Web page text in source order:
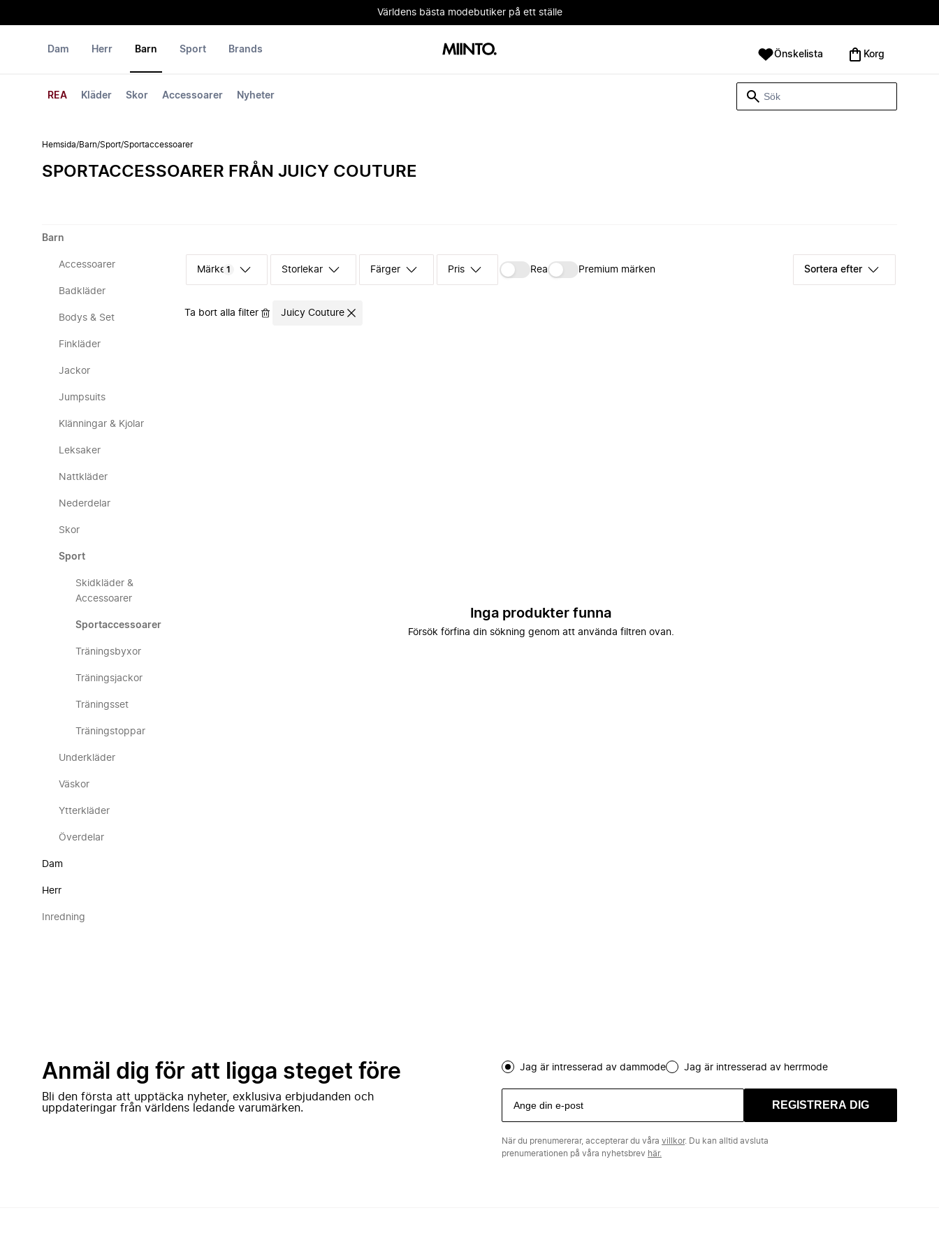
Världens bästa modebutiker på ett ställe
Dam Herr Barn
REA Kläder Skor Accessoarer Nyheter
Sport Brands Önskelista Korg
Hemsida/Barn/Sport/Sportaccessoarer
SPORTACCESSOARER FRÅN JUICY COUTURE
Barn
Accessoarer
Badkläder
Bodys & Set
Finkläder
Jackor
Jumpsuits
Klänningar & Kjolar
Leksaker
Nattkläder
Nederdelar
Skor
Sport
Skidkläder &
Accessoarer
Sportaccessoarer
Träningsbyxor
Träningsjackor
Träningsset
Träningstoppar
Underkläder
Väskor
Ytterkläder
Överdelar
Dam
Herr
Inredning
Märke 1 Storlekar Färger Pris Rea Premium märken Sortera efter
Ta bort alla filter Juicy Couture
Inga produkter funna
Försök förfina din sökning genom att använda filtren ovan.
Anmäl dig för att ligga steget före
Bli den första att upptäcka nyheter, exklusiva erbjudanden och
uppdateringar från världens ledande varumärken.
Jag är intresserad av dammode Jag är intresserad av herrmode
REGISTRERA DIG
När du prenumererar, accepterar du våra villkor. Du kan alltid avsluta
prenumerationen på våra nyhetsbrev här.